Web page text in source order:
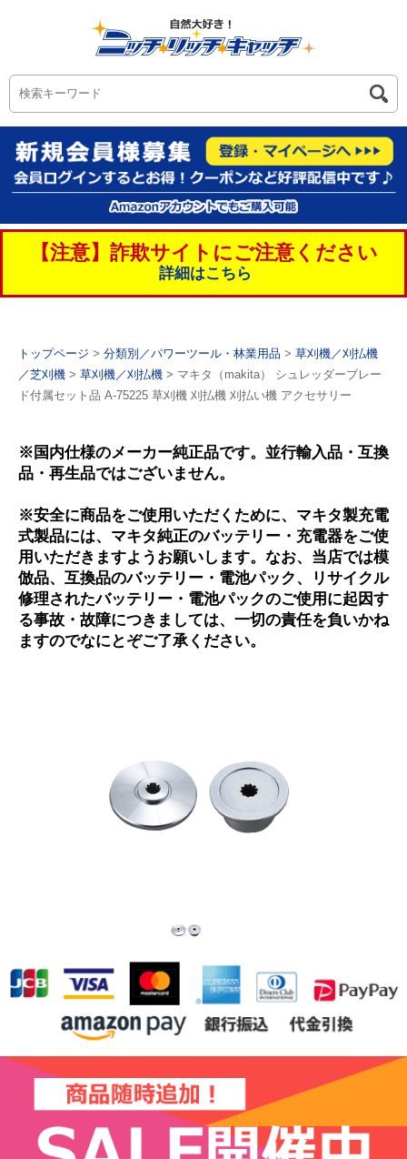
【注意】詐欺サイトにご注意ください
詳細はこちら
トップページ > 分類別／パワーツール・林業用品 > 草刈機／刈払機
／芝刈機 > 草刈機／刈払機 > マキタ（makita） シュレッダーブレー
ド付属セット品 A-75225 草刈機 刈払機 刈払い機 アクセサリー
※国内仕様のメーカー純正品です。並行輸入品・互換
品・再生品ではございません。
※安全に商品をご使用いただくために、マキタ製充電
式製品には、マキタ純正のバッテリー・充電器をご使
用いただきますようお願いします。なお、当店では模
倣品、互換品のバッテリー・電池パック、リサイクル
修理されたバッテリー・電池パックのご使用に起因す
る事故・故障につきましては、一切の責任を負いかね
ますのでなにとぞご了承ください。